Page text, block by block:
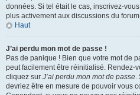
données. Si tel était le cas, inscrivez-
plus activement aux discussions du
Haut
J’ai perdu mon mot de passe !
Pas de panique ! Bien que votre mot de
peut facilement être réinitialisé. Rendez-
cliquez sur J’ai perdu mon mot de passe.
devriez être en mesure de pouvoir vous